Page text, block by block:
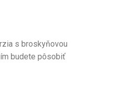
s broskyňovou
budete pôsobiť